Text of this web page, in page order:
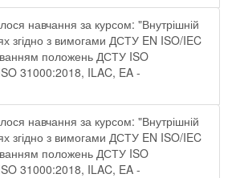
навчання за курсом: "Внутрішній
згідно з вимогами ДСТУ EN ISO/IEC
положень ДСТУ ISO
31000:2018, ILAC, EA -
навчання за курсом: "Внутрішній
згідно з вимогами ДСТУ EN ISO/IEC
положень ДСТУ ISO
31000:2018, ILAC, EA -